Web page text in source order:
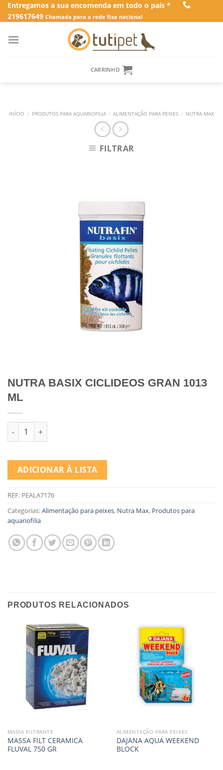
SkipEntregamos a sua encomenda em todo o país *
219617649 Chamada para a rede fixa nacional
CARRINHO
INÍCIO / PRODUTOS PARA AQUARIOFILIA / ALIMENTAÇÃO PARA PEIXES / NUTRA MAX
FILTRAR
NUTRA BASIX CICLIDEOS GRAN 1013
ML
Quantidade de NUTRA BASIX CICLIDEOS GRAN 1013 ML
ADICIONAR À LISTA
REF: PEALA7176
Categorias:Alimentação para peixes, Nutra Max, Produtos para
aquariofilia
PRODUTOS RELACIONADOS
MASSA FILTRANTE
MASSA FILT CERAMICA
FLUVAL 750 GR
ALIMENTAÇÃO PARA PEIXES
DAJANA AQUA WEEKEND
BLOCK